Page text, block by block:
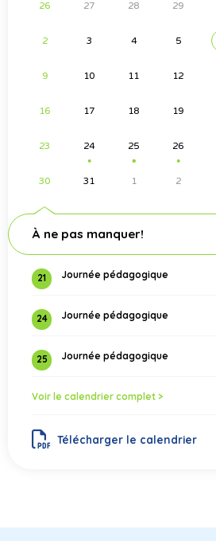
26 27 28 29
2 3 4 5
9 10 11 12
16 17 18 19
23 24
●
25
●
●
●
26
●
30 31 1 2
À ne pas manquer!
21 Journée pédagogique
24 Journée pédagogique
25 Journée pédagogique
Voir le calendrier complet >
Télécharger le calendrier